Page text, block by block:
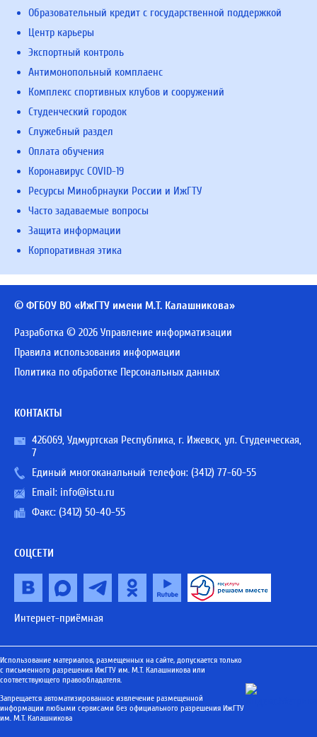
Образовательный кредит с государственной поддержкой
Центр карьеры
Экспортный контроль
Антимонопольный комплаенс
Комплекс спортивных клубов и сооружений
Студенческий городок
Служебный раздел
Оплата обучения
Коронавирус COVID-19
Ресурсы Минобрнауки России и ИжГТУ
Часто задаваемые вопросы
Защита информации
Корпоративная этика
© ФГБОУ ВО «ИжГТУ имени М.Т. Калашникова»
Разработка © 2026 Управление информатизации
Правила использования информации
Политика по обработке Персональных данных
КОНТАКТЫ
426069, Удмуртская Республика, г. Ижевск, ул. Студенческая,
7
Единый многоканальный телефон: (3412) 77-60-55
Email: info@istu.ru
Факс: (3412) 50-40-55
СОЦСЕТИ
Интернет-приёмная
Использование материалов, размещенных на сайте, допускается только
с письменного разрешения ИжГТУ им. М.Т. Калашникова или
соответствующего правообладателя.
Запрещается автоматизированное извлечение размещенной
информации любыми сервисами без официального разрешения ИжГТУ
им. М.Т. Калашникова